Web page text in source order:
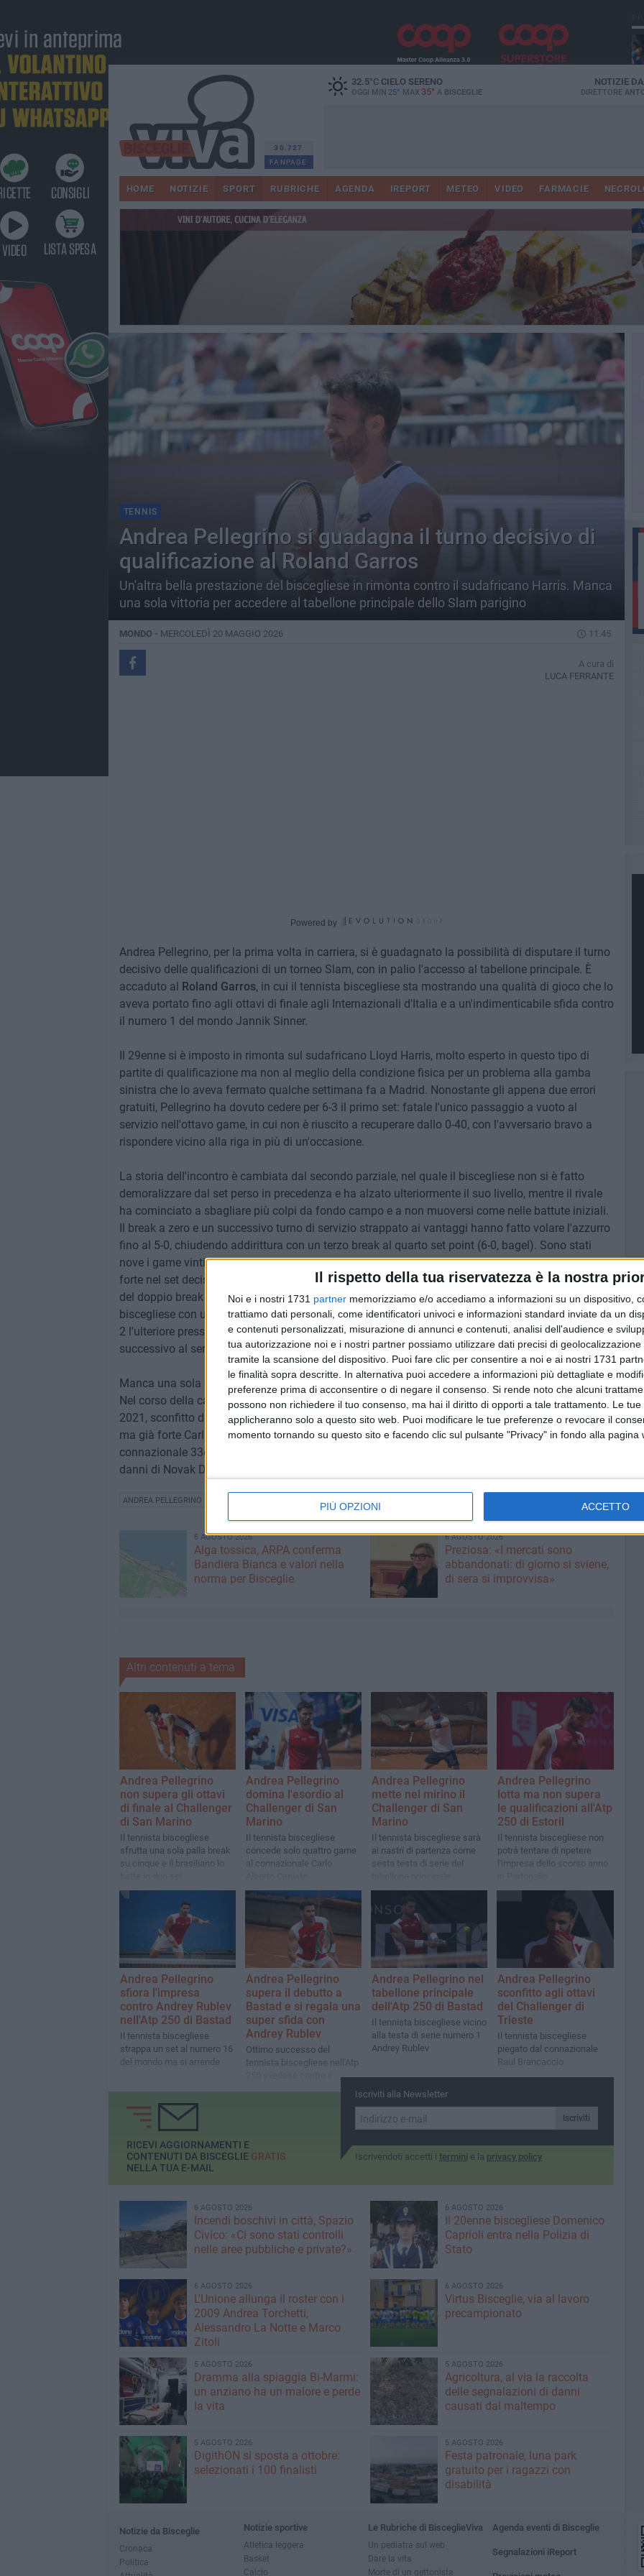
Il rispetto della tua riservatezza è la nostra
Noi e i nostri 1731 partner memorizziamo e/o accediamo a informazioni su un dispositivo,
trattiamo dati personali, come identificatori univoci e informazioni standard inviate da un
e contenuti personalizzati, misurazione di annunci e contenuti, analisi dell'audience e
tua autorizzazione noi e i nostri partner possiamo utilizzare dati precisi di
tramite la scansione del dispositivo. Puoi fare clic per consentire a noi e ai nostri 1731
le finalità sopra descritte. In alternativa puoi accedere a informazioni più dettagliate e
preferenze prima di acconsentire o di negare il consenso. Si rende noto che alcuni
possono non richiedere il tuo consenso, ma hai il diritto di opporti a tale trattamento. Le
applicheranno solo a questo sito web. Puoi modificare le tue preferenze o revocare il
momento tornando su questo sito e facendo clic sul pulsante "Privacy" in fondo alla pagina
PIÙ OPZIONI ACCETTO
30.727
FANPAGE
32.5°CCIELO SERENO
OGGI MIN 25° MAX 35° A BISCEGLIE
NOTIZIE
DIRETTORE
HOME NOTIZIE SPORT RUBRICHE AGENDA IREPORT METEO VIDEO FARMACIE
TENNIS
Andrea Pellegrino si guadagna il turno decisivo di
qualificazione al Roland Garros
Un'altra bella prestazione del biscegliese in rimonta contro il sudafricano Harris. Manca
una sola vittoria per accedere al tabellone principale dello Slam parigino
MONDO - MERCOLEDÌ 20 MAGGIO 2026 11.45
A cura di
LUCA FERRANTE
Powered by
Andrea Pellegrino, per la prima volta in carriera, si è guadagnato la possibilità di disputare il turno
decisivo delle qualificazioni di un torneo Slam, con in palio l'accesso al tabellone principale. È
accaduto al Roland Garros, in cui il tennista biscegliese sta mostrando una qualità di gioco che lo
aveva portato fino agli ottavi di finale agli Internazionali d'Italia e a un'indimenticabile sfida contro
il numero 1 del mondo Jannik Sinner.
Il 29enne si è imposto in rimonta sul sudafricano Lloyd Harris, molto esperto in questo tipo di
partite di qualificazione ma non al meglio della condizione fisica per un problema alla gamba
sinistra che lo aveva fermato qualche settimana fa a Madrid. Nonostante gli appena due errori
gratuiti, Pellegrino ha dovuto cedere per 6-3 il primo set: fatale l'unico passaggio a vuoto al
servizio nell'ottavo game, in cui non è riuscito a recuperare dallo 0-40, con l'avversario bravo a
rispondere vicino alla riga in più di un'occasione.
La storia dell'incontro è cambiata dal secondo parziale, nel quale il biscegliese non si è fatto
demoralizzare dal set perso in precedenza e ha alzato ulteriormente il suo livello, mentre il rivale
ha cominciato a sbagliare più colpi da fondo campo e a non muoversi come nelle battute iniziali.
Il break a zero e un successivo turno di servizio strappato ai vantaggi hanno fatto volare l'azzurro
fino al 5-0, chiudendo addirittura con un terzo break al quarto set point (6-0, bagel). Sono stati
nove i game vinti consecutivamente dall'atleta allenato da coach Andrea Trono, bravo a partire
forte nel set decisivo e a portarsi subito sul 3-0. Harris ha provato a reagire, cancellando due palle
del doppio break e avendo anche a disposizione una chance del contro-break (ben annullata dal
biscegliese con una splendida palla corta), ma Pellegrino ha difeso l'importante vantaggio. Sul 5-
2 l'ulteriore pressione in risposta non ha fruttato il break, ma l'azzurro ha chiuso i conti nel gioco
successivo al servizio (6-3) in un'ora e mezza di gioco.
Manca una sola vittoria ad Andrea Pellegrino per qualificarsi al main draw dello Slam parigino.
Nel corso della carriera si era fermato in due occasioni al secondo turno di qualificazione: nel
2021, sconfitto dal francese Barrere, e nel 2024 per aver trovato sulla sua strada un giovanissimo
ma già forte Carlos Alcaraz. La sfida decisiva è in programma giovedì 21 maggio contro il
connazionale 33enne Marco Cecchinato, semifinalista nel 2018 grazie anche a un successo ai
danni di Novak Djokovic (era allenato a quei tempi da Simone Vagnozzi, attuale coach di Sinner).
ANDREA PELLEGRINO
6 AGOSTO 2026
Alga tossica, ARPA conferma
Bandiera Bianca e valori nella
norma per Bisceglie
6 AGOSTO 2026
Preziosa: «I mercati sono
abbandonati: di giorno si sviene,
di sera si improvvisa»
Altri contenuti a tema
Andrea Pellegrino
non supera gli ottavi
di finale al Challenger
di San Marino
Il tennista biscegliese
sfrutta una sola palla break
su cinque e il brasiliano lo
Andrea Pellegrino
domina l'esordio al
Challenger di San
Marino
Il tennista biscegliese
concede solo quattro game
al connazionale Carlo
Andrea Pellegrino
mette nel mirino il
Challenger di San
Marino
Il tennista biscegliese sarà
ai nastri di partenza come
sesta testa di serie del
Andrea Pellegrino
lotta ma non supera
le qualificazioni all'Atp
250 di Estoril
Il tennista biscegliese non
potrà tentare di ripetere
l'impresa dello scorso anno
Andrea Pellegrino
sfiora l'impresa
contro Andrey Rublev
nell'Atp 250 di Bastad
Il tennista biscegliese
strappa un set al numero 16
del mondo ma si arrende
Andrea Pellegrino
supera il debutto a
Bastad e si regala una
super sfida con
Andrey Rublev
Ottimo successo del
tennista biscegliese nell'Atp
Andrea Pellegrino nel
tabellone principale
dell'Atp 250 di Bastad
Il tennista biscegliese vicino
alla testa di serie numero 1
Andrey Rublev
Andrea Pellegrino
sconfitto agli ottavi
del Challenger di
Trieste
Il tennista biscegliese
piegato dal connazionale
Raul Brancaccio
Iscriviti alla Newsletter
Iscriviti
Iscrivendoti accetti i termini e la privacy policy
RICEVI AGGIORNAMENTI E
CONTENUTI DA BISCEGLIE GRATIS
NELLA TUA E-MAIL
6 AGOSTO 2026
Incendi boschivi in città, Spazio
Civico: «Ci sono stati controlli
nelle aree pubbliche e private?»
6 AGOSTO 2026
Il 20enne biscegliese Domenico
Caprioli entra nella Polizia di
Stato
6 AGOSTO 2026
L'Unione allunga il roster con i
2009 Andrea Torchetti,
Alessandro La Notte e Marco
Zitoli
6 AGOSTO 2026
Virtus Bisceglie, via al lavoro
precampionato
5 AGOSTO 2026
Dramma alla spiaggia Bi-Marmi:
un anziano ha un malore e perde
la vita
5 AGOSTO 2026
Agricoltura, al via la raccolta
delle segnalazioni di danni
causati dal maltempo
5 AGOSTO 2026
DigithON si sposta a ottobre:
selezionati i 100 finalisti
5 AGOSTO 2026
Festa patronale, luna park
gratuito per i ragazzi con
disabilità
Notizie da Bisceglie
Cronaca
Politica
Notizie sportive
Atletica leggera
Basket
Calcio
Le Rubriche di BisceglieViva
Un pediatra sul web
Dare la vita
Morte di un gettonista
Agenda eventi di Bisceglie
Segnalazioni iReport